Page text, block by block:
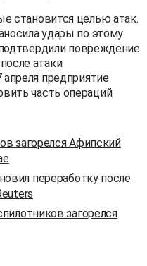
становится целью атак.
удары по этому
повреждение
атаки
предприятие
часть операций.
загорелся Афипский
переработку после
загорелся